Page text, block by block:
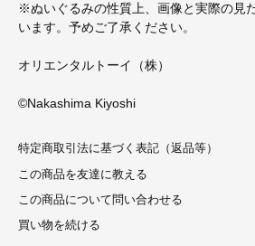
※ぬいぐるみの性質上、画像と実際の見
います。予めご了承ください。
オリエンタルトーイ（株）
©Nakashima Kiyoshi
特定商取引法に基づく表記（返品等）
この商品を友達に教える
この商品について問い合わせる
買い物を続ける